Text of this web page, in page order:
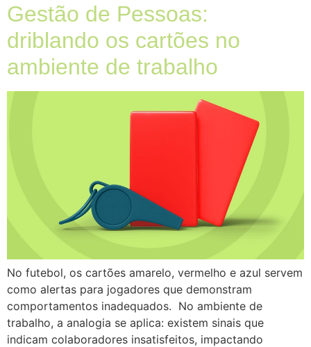
Gestão de Pessoas:
driblando os cartões no
ambiente de trabalho
No futebol, os cartões amarelo, vermelho e azul servem
como alertas para jogadores que demonstram
comportamentos inadequados. No ambiente de
trabalho, a analogia se aplica: existem sinais que
indicam colaboradores insatisfeitos, impactando